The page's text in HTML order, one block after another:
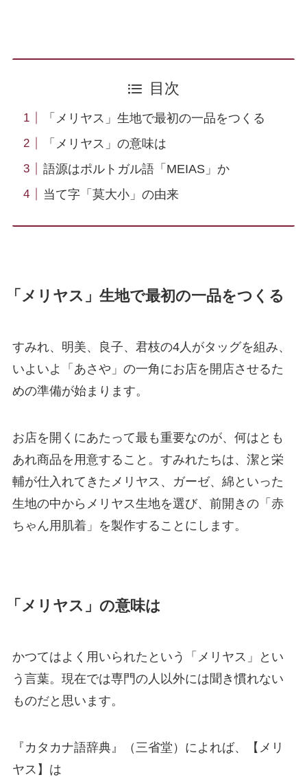
目次
「メリヤス」生地で最初の一品をつくる
「メリヤス」の意味は
語源はポルトガル語「MEIAS」か
当て字「莫大小」の由来
「メリヤス」生地で最初の一品をつくる
すみれ、明美、良子、君枝の4人がタッグを組み、
いよいよ「あさや」の一角にお店を開店させるた
めの準備が始まります。
お店を開くにあたって最も重要なのが、何はとも
あれ商品を用意すること。すみれたちは、潔と栄
輔が仕入れてきたメリヤス、ガーゼ、綿といった
生地の中からメリヤス生地を選び、前開きの「赤
ちゃん用肌着」を製作することにします。
「メリヤス」の意味は
かつてはよく用いられたという「メリヤス」とい
う言葉。現在では専門の人以外には聞き慣れない
ものだと思います。
『カタカナ語辞典』（三省堂）によれば、【メリ
ヤス】は